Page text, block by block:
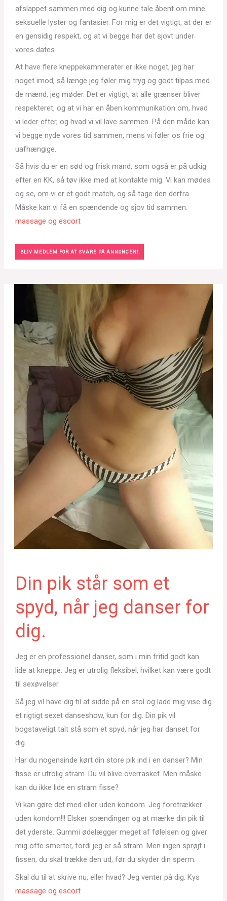
afslappet sammen med dig og kunne tale åbent om mine
seksuelle lyster og fantasier. For mig er det vigtigt, at der er
en gensidig respekt, og at vi begge har det sjovt under
vores dates.
At have flere kneppekammerater er ikke noget, jeg har
noget imod, så længe jeg føler mig tryg og godt tilpas med
de mænd, jeg møder. Det er vigtigt, at alle grænser bliver
respekteret, og at vi har en åben kommunikation om, hvad
vi leder efter, og hvad vi vil lave sammen. På den måde kan
vi begge nyde vores tid sammen, mens vi føler os frie og
uafhængige.
Så hvis du er en sød og frisk mand, som også er på udkig
efter en KK, så tøv ikke med at kontakte mig. Vi kan mødes
og se, om vi er et godt match, og så tage den derfra.
Måske kan vi få en spændende og sjov tid sammen.
massage og escort
BLIV MEDLEM FOR AT SVARE PÅ ANNONCEN!
Din pik står som et
spyd, når jeg danser for
dig.
Jeg er en professionel danser, som i min fritid godt kan
lide at kneppe. Jeg er utrolig fleksibel, hvilket kan være godt
til sexøvelser.
Så jeg vil have dig til at sidde på en stol og lade mig vise dig
et rigtigt sexet danseshow, kun for dig. Din pik vil
bogstaveligt talt stå som et spyd, når jeg har danset for
dig.
Har du nogensinde kørt din store pik ind i en danser? Min
fisse er utrolig stram. Du vil blive overrasket. Men måske
kan du ikke lide en stram fisse?
Vi kan gøre det med eller uden kondom. Jeg foretrækker
uden kondom!!! Elsker spændingen og at mærke din pik til
det yderste. Gummi ødelægger meget af følelsen og giver
mig ofte smerter, fordi jeg er så stram. Men ingen sprøjt i
fissen, du skal trække den ud, før du skyder din sperm.
Skal du til at skrive nu, eller hvad? Jeg venter på dig. Kys
massage og escort